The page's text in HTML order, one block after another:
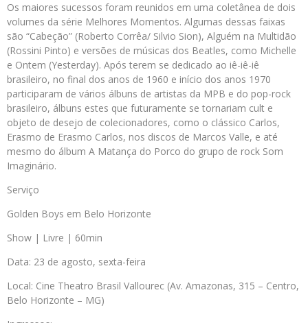
Os maiores sucessos foram reunidos em uma coletânea de dois
volumes da série Melhores Momentos. Algumas dessas faixas
são “Cabeção” (Roberto Corrêa/ Silvio Sion), Alguém na Multidão
(Rossini Pinto) e versões de músicas dos Beatles, como Michelle
e Ontem (Yesterday). Após terem se dedicado ao iê-iê-iê
brasileiro, no final dos anos de 1960 e início dos anos 1970
participaram de vários álbuns de artistas da MPB e do pop-rock
brasileiro, álbuns estes que futuramente se tornariam cult e
objeto de desejo de colecionadores, como o clássico Carlos,
Erasmo de Erasmo Carlos, nos discos de Marcos Valle, e até
mesmo do álbum A Matança do Porco do grupo de rock Som
Imaginário.
Serviço
Golden Boys em Belo Horizonte
Show | Livre | 60min
Data: 23 de agosto, sexta-feira
Local: Cine Theatro Brasil Vallourec (Av. Amazonas, 315 – Centro,
Belo Horizonte – MG)